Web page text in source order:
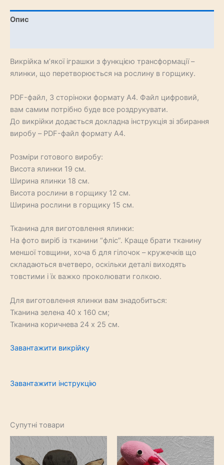
Опис
Викрійка м’якої іграшки з функцією трансформації –
ялинки, що перетворюється на рослину в горщику.
PDF-файл, 3 сторіноки формату А4. Файл цифровий,
вам самим потрібно буде все роздрукувати.
До викрійки додається докладна інструкція зі збирання
виробу – PDF-файл формату А4.
Розміри готового виробу:
Висота ялинки 19 см.
Ширина ялинки 18 см.
Висота рослини в горщику 12 см.
Ширина рослини в горщику 15 см.
Тканина для виготовлення ялинки:
На фото виріб із тканини “фліс”. Краще брати тканину
меншої товщини, хоча б для гілочок – кружечків що
складаються вчетверо, оскільки деталі виходять
товстими і їх важко проколювати голкою.
Для виготовлення ялинки вам знадобиться:
Тканина зелена 40 х 160 см;
Тканина коричнева 24 х 25 см.
Завантажити викрійку
Завантажити інструкцію
Супутні товари